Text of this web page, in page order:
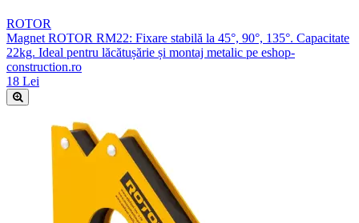
ROTOR
Magnet ROTOR RM22: Fixare stabilă la 45°, 90°, 135°. Capacitate
22kg. Ideal pentru lăcătușărie și montaj metalic pe eshop-
construction.ro
18 Lei